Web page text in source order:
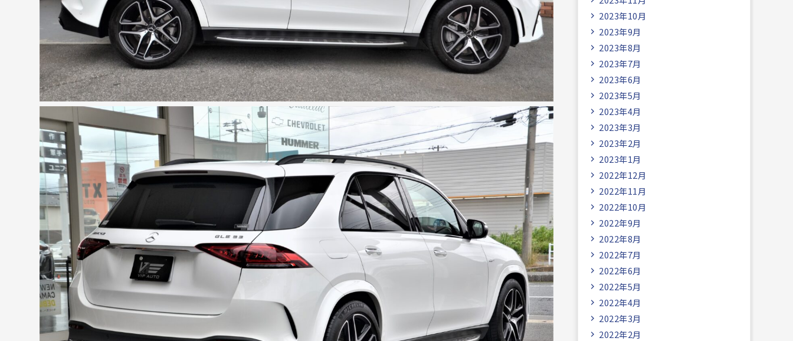
2023年10月
2023年9月
2023年8月
2023年7月
2023年6月
2023年5月
2023年4月
2023年3月
2023年2月
2023年1月
2022年12月
2022年11月
2022年10月
2022年9月
2022年8月
2022年7月
2022年6月
2022年5月
2022年4月
2022年3月
2022年2月